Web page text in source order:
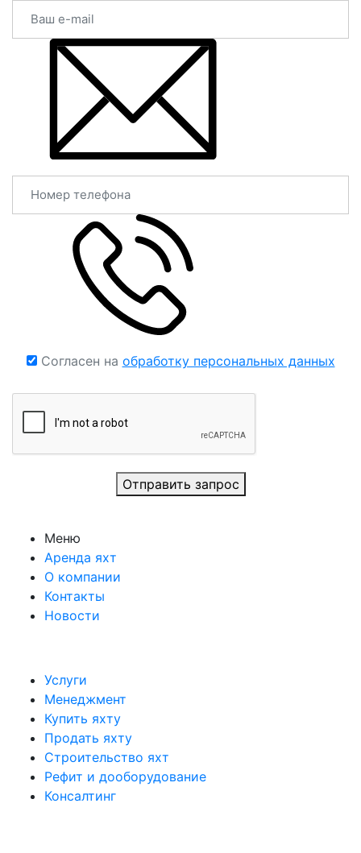
Согласен на обработку персональных данных
Отправить запрос
Меню
Аренда яхт
О компании
Контакты
Новости
Услуги
Менеджмент
Купить яхту
Продать яхту
Строительство яхт
Рефит и дооборудование
Консалтинг